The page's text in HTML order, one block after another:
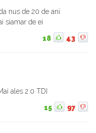
nus de 20 de ani
siamar de ei
18 43
ales 2.0 TDI
15 97